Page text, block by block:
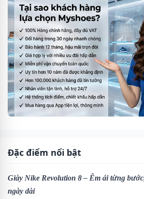
Đặc điểm nổi bật
Giày Nike Revolution 8 – Êm ái từng
ngày dài